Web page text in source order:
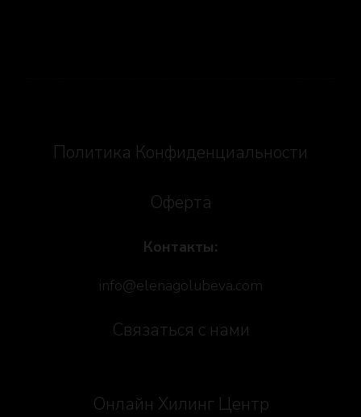
Политика Конфиденциальности
Оферта
Контакты:
info@elenagolubeva.com
Связаться с нами
Онлайн Хилинг Центр